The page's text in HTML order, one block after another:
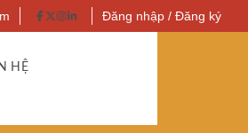
Đăng nhập / Đăng ký
HỆ